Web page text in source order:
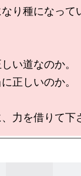
り種になって
い道なのか。
正しいのか。